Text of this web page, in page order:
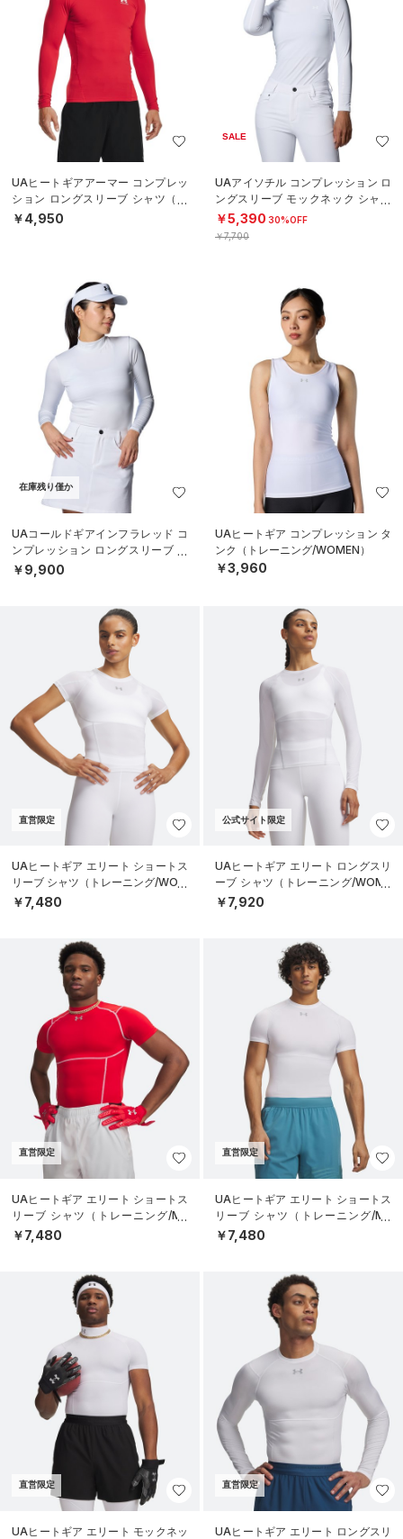
UAヒートギアアーマー コンプレッ
ション ロングスリーブ シャツ（ト
レーニング/MEN）
￥4,950
SALE
UAアイソチル コンプレッション ロ
ングスリーブ モックネック シャツ
（ゴルフ/WOMEN）
￥5,390 30%OFF
￥7,700
在庫残り僅か
UAコールドギアインフラレッド コ
ンプレッション ロングスリーブ モ
ックネック シャツ（ゴルフ/WOME
￥9,900
UAヒートギア コンプレッション タ
ンク（トレーニング/WOMEN）
￥3,960
直営限定
UAヒートギア エリート ショートス
リーブ シャツ（トレーニング/WOM
EN）
￥7,480
公式サイト限定
UAヒートギア エリート ロングスリ
ーブ シャツ（トレーニング/WOME
N）
￥7,920
直営限定
UAヒートギア エリート ショートス
リーブ シャツ（トレーニング/ME
N）
￥7,480
直営限定
UAヒートギア エリート ショートス
リーブ シャツ（トレーニング/ME
N）
￥7,480
直営限定
UAヒートギア エリート モックネッ
直営限定
UAヒートギア エリート ロングスリ